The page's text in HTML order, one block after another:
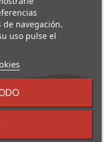
navegación.
uso pulse el